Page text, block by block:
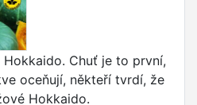
Hokkaido. Chuť je to první,
oceňují, někteří tvrdí, že
Hokkaido.